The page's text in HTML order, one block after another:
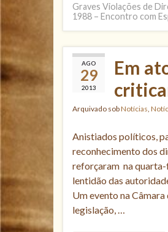
Graves Violações de
1988 – Encontro com
AGO
29
2013
Em
Arquivado sobNotícias
Anistiados políticos,
reconhecimento dos
reforçaram na quarta-
lentidão das
Um evento na
legislação, …